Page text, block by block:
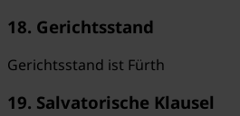
18. Gerichtsstand
Gerichtsstand ist Fürth
19. Salvatorische Klausel